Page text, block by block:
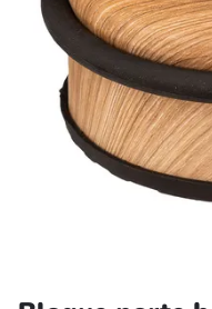
Cuisine et art
Salle de bain
Entretien et
Zoomer sur l'image